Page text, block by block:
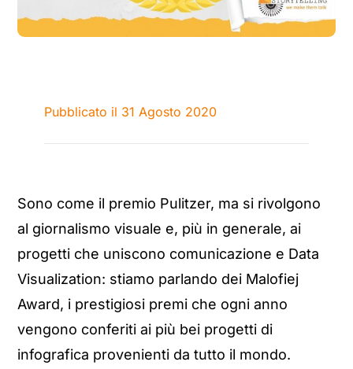
Pubblicato il 31 Agosto 2020
Sono come il premio Pulitzer, ma si rivolgono
al giornalismo visuale e, più in generale, ai
progetti che uniscono comunicazione e Data
Visualization: stiamo parlando dei Malofiej
Award, i prestigiosi premi che ogni anno
vengono conferiti ai più bei progetti di
infografica provenienti da tutto il mondo.